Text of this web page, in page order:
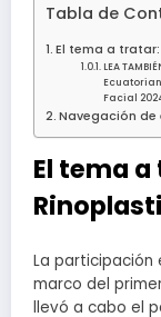
Tabla de
El tema a
LEA
Facial
Navegación de
El tema
La participación
marco del
llevó a cabo el